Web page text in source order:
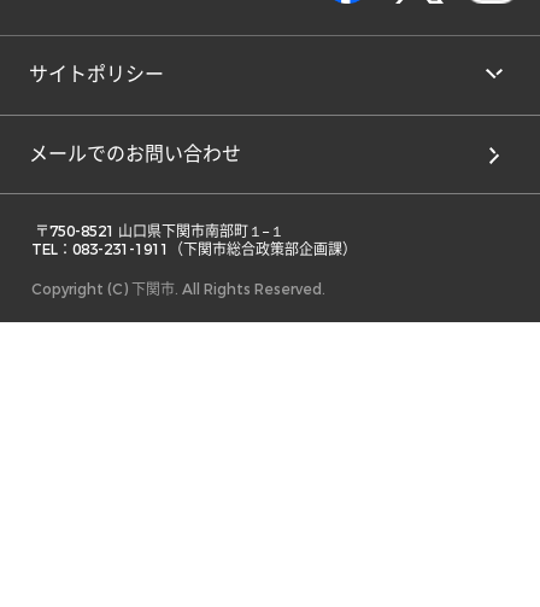
サイトポリシー
メールでのお問い合わせ
TEL：083-231-1911（下関市総合政策部企画課）
Copyright (C) 下関市. All Rights Reserved.